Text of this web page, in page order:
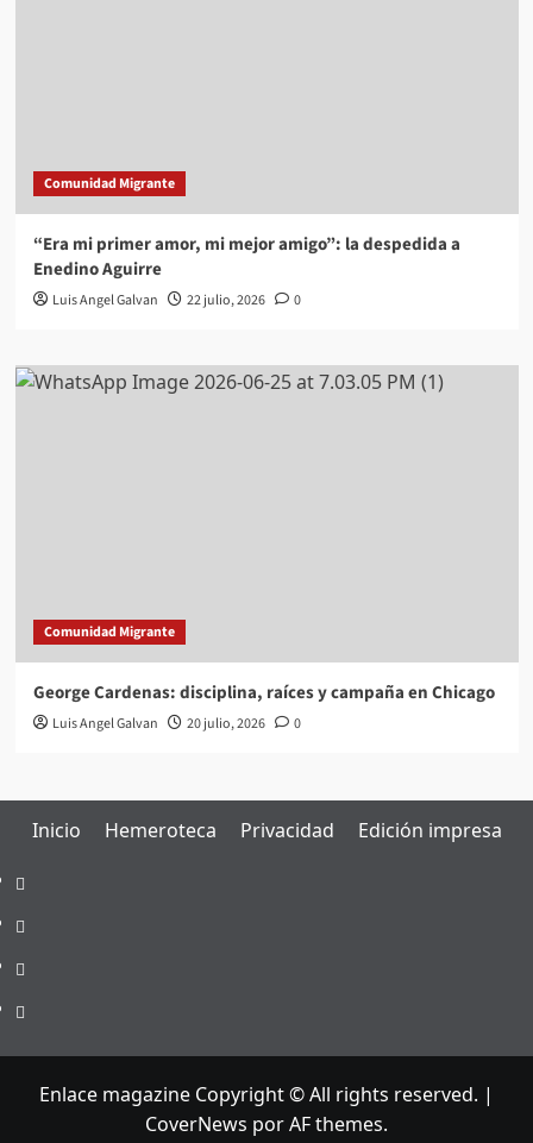
Comunidad Migrante
“Era mi primer amor, mi mejor amigo”: la despedida a
Enedino Aguirre
Luis Angel Galvan 22 julio, 2026 0
Comunidad Migrante
George Cardenas: disciplina, raíces y campaña en Chicago
Luis Angel Galvan 20 julio, 2026 0
Inicio Hemeroteca Privacidad Edición impresa
Inicio
Hemeroteca
Privacidad
Edición
Enlace magazine Copyright © All rights reserved. |
CoverNews por AF themes.